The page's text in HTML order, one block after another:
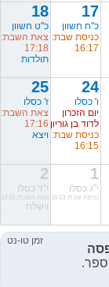
17
כ"ח חשוון
כניסת שבת:
16:17
18
כ"ט חשוון
צאת השבת:
17:18
תולדות
24
ו' כסלו
יום הזכרון
לדוד בן גוריון
כניסת שבת:
16:15
25
ז' כסלו
צאת השבת:
17:16
ויצא
1
י"ג כסלו
כניסת שבת: 16:13
2
י"ד כסלו
צאת השבת: 17:15
וישלח